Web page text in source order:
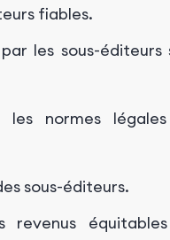
fiables.
les sous-éditeurs
les normes
sous-éditeurs.